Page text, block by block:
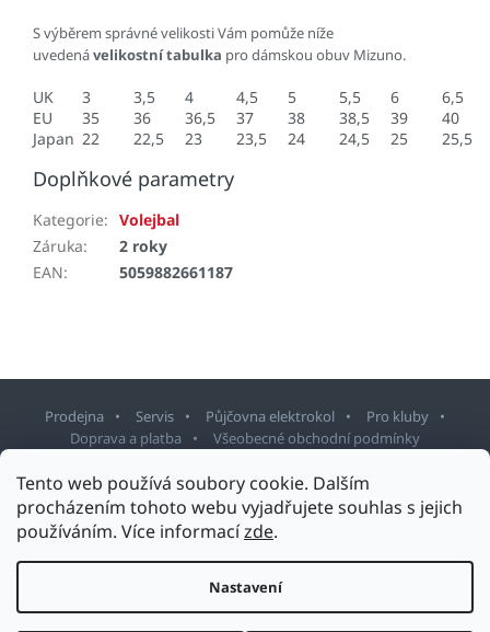
Tento web používá soubory cookie. Dalším
procházením tohoto webu vyjadřujete souhlas s jejich
používáním. Více informacízde.
Nastavení
S výběrem správné velikosti Vám pomůže níže
uvedenávelikostní tabulka pro dámskou obuv Mizuno.
UK 3 3,5 4 4,5 5 5,5 6
6,5
EU
35 36 36,5 37 38 38,5 39
40
Japan 22 22,5 23 23,5 24 24,5 25 25,5
Doplňkové parametry
Kategorie: Volejbal
Záruka:
2 roky
EAN: 5059882661187
Prodejna Servis Půjčovna elektrokol
Pro kluby
Doprava a platba
Všeobecné obchodní podmínky
Vytvořil Shoptet
Upravit nastavení cookies
Design šablony vytvořilShoptetak.cz